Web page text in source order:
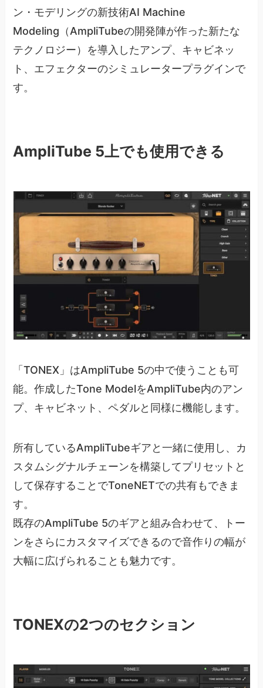
ン・モデリングの新技術AI Machine
Modeling（AmpliTubeの開発陣が作った新たな
テクノロジー）を導入したアンプ、キャビネッ
ト、エフェクターのシミュレータープラグインで
す。
AmpliTube 5上でも使用できる
「TONEX」はAmpliTube 5の中で使うことも可
能。作成したTone ModelをAmpliTube内のアン
プ、キャビネット、ペダルと同様に機能します。
所有しているAmpliTubeギアと一緒に使用し、カ
スタムシグナルチェーンを構築してプリセットと
して保存することでToneNETでの共有もできま
す。
既存のAmpliTube 5のギアと組み合わせて、トー
ンをさらにカスタマイズできるので音作りの幅が
大幅に広げられることも魅力です。
TONEXの2つのセクション